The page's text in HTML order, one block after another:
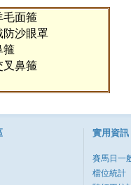
毛面箍
防沙眼罩
箍
叉鼻箍
實用資訊
賽馬日一
檔位統計